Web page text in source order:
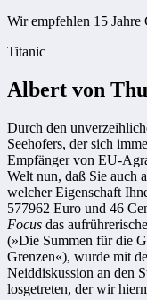
Wir empfehlen 15
Titanic
Albert von
Durch den
Seehofers, der sich
Empfänger von EU-
Welt nun, daß Sie auch
welcher Eigenschaft
577962 Euro und 46
Focus das
(»Die Summen für die
Grenzen«), wurde mit
Neiddiskussion an den
losgetreten, der wir